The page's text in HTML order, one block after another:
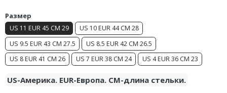
Размер
US 11 EUR 45 CM 29
US 10 EUR 44 CM 28
US 9.5 EUR 43 CM 27.5
US 8.5 EUR 42 CM 26.5
US 8 EUR 41 CM 26
US 7 EUR 38 CM 24 US 4 EUR 36 CM 23
US-Америка. EUR-Европа. CM-длина стельки.
Air Jordan 23
Nike Freak
Nike KD
Nike PG
Nike Kobe